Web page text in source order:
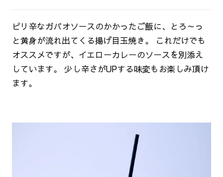
ピリ辛なガパオソースのかかったご飯に、とろ～っ
と黄身が流れ出てくる揚げ目玉焼き。 これだけでも
オススメですが、イエローカレーのソースを別添え
しています。 少し辛さがUPする味変もお楽しみ頂け
ます。